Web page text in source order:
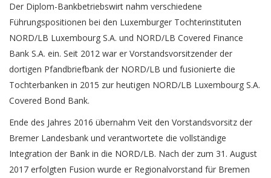
Der Diplom-Bankbetriebswirt nahm verschiedene
Führungspositionen bei den Luxemburger Tochterinstituten
NORD/LB Luxembourg S.A. und NORD/LB Covered Finance
Bank S.A. ein. Seit 2012 war er Vorstandsvorsitzender der
dortigen Pfandbriefbank der NORD/LB und fusionierte die
Tochterbanken in 2015 zur heutigen NORD/LB Luxembourg S.A.
Covered Bond Bank.
Ende des Jahres 2016 übernahm Veit den Vorstandsvorsitz der
Bremer Landesbank und verantwortete die vollständige
Integration der Bank in die NORD/LB. Nach der zum 31. August
2017 erfolgten Fusion wurde er Regionalvorstand für Bremen